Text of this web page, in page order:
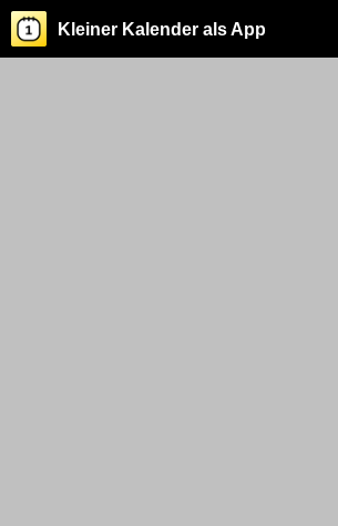
Kleiner Kalender als App